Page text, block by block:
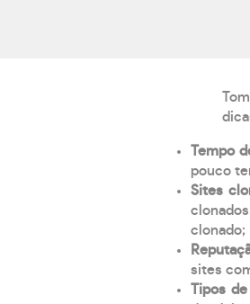
Tempo
pouco
Sites
clonado;
sites
Tipos